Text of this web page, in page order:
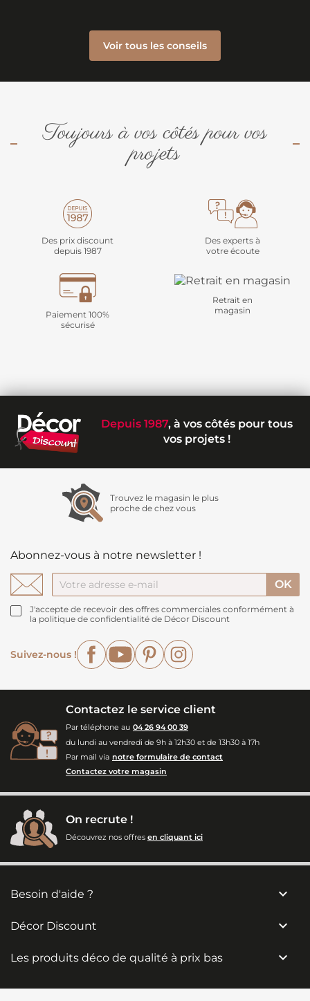
Voir tous les conseils
Toujours à vos côtés pour vos
projets
Des prix discount
depuis 1987
Des experts à
votre écoute
Paiement 100%
sécurisé
Retrait en
magasin
Depuis 1987, à vos côtés pour tous
vos projets !
Trouvez le magasin le plus
proche de chez vous
Abonnez-vous à notre newsletter !
J'accepte de recevoir des offres commerciales conformément à
la politique de confidentialité de Décor Discount
Suivez-nous !
FacebookYouTubePinterest
Contactez le service client
Par téléphone au 04 26 94 00 39
du lundi au vendredi de 9h à 12h30 et de 13h30 à 17h
Par mail via notre formulaire de contact
Contactez votre magasin
On recrute !
Découvrez nos offres en cliquant ici
Besoin d'aide ? 
Décor Discount 
Les produits déco de qualité à prix bas 